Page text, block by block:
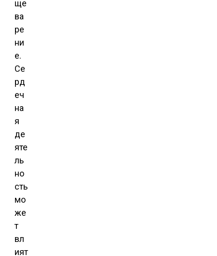
ще
ва
ре
ни
е.
Се
рд
еч
на
я
де
яте
ль
но
сть
мо
же
т
вл
ият